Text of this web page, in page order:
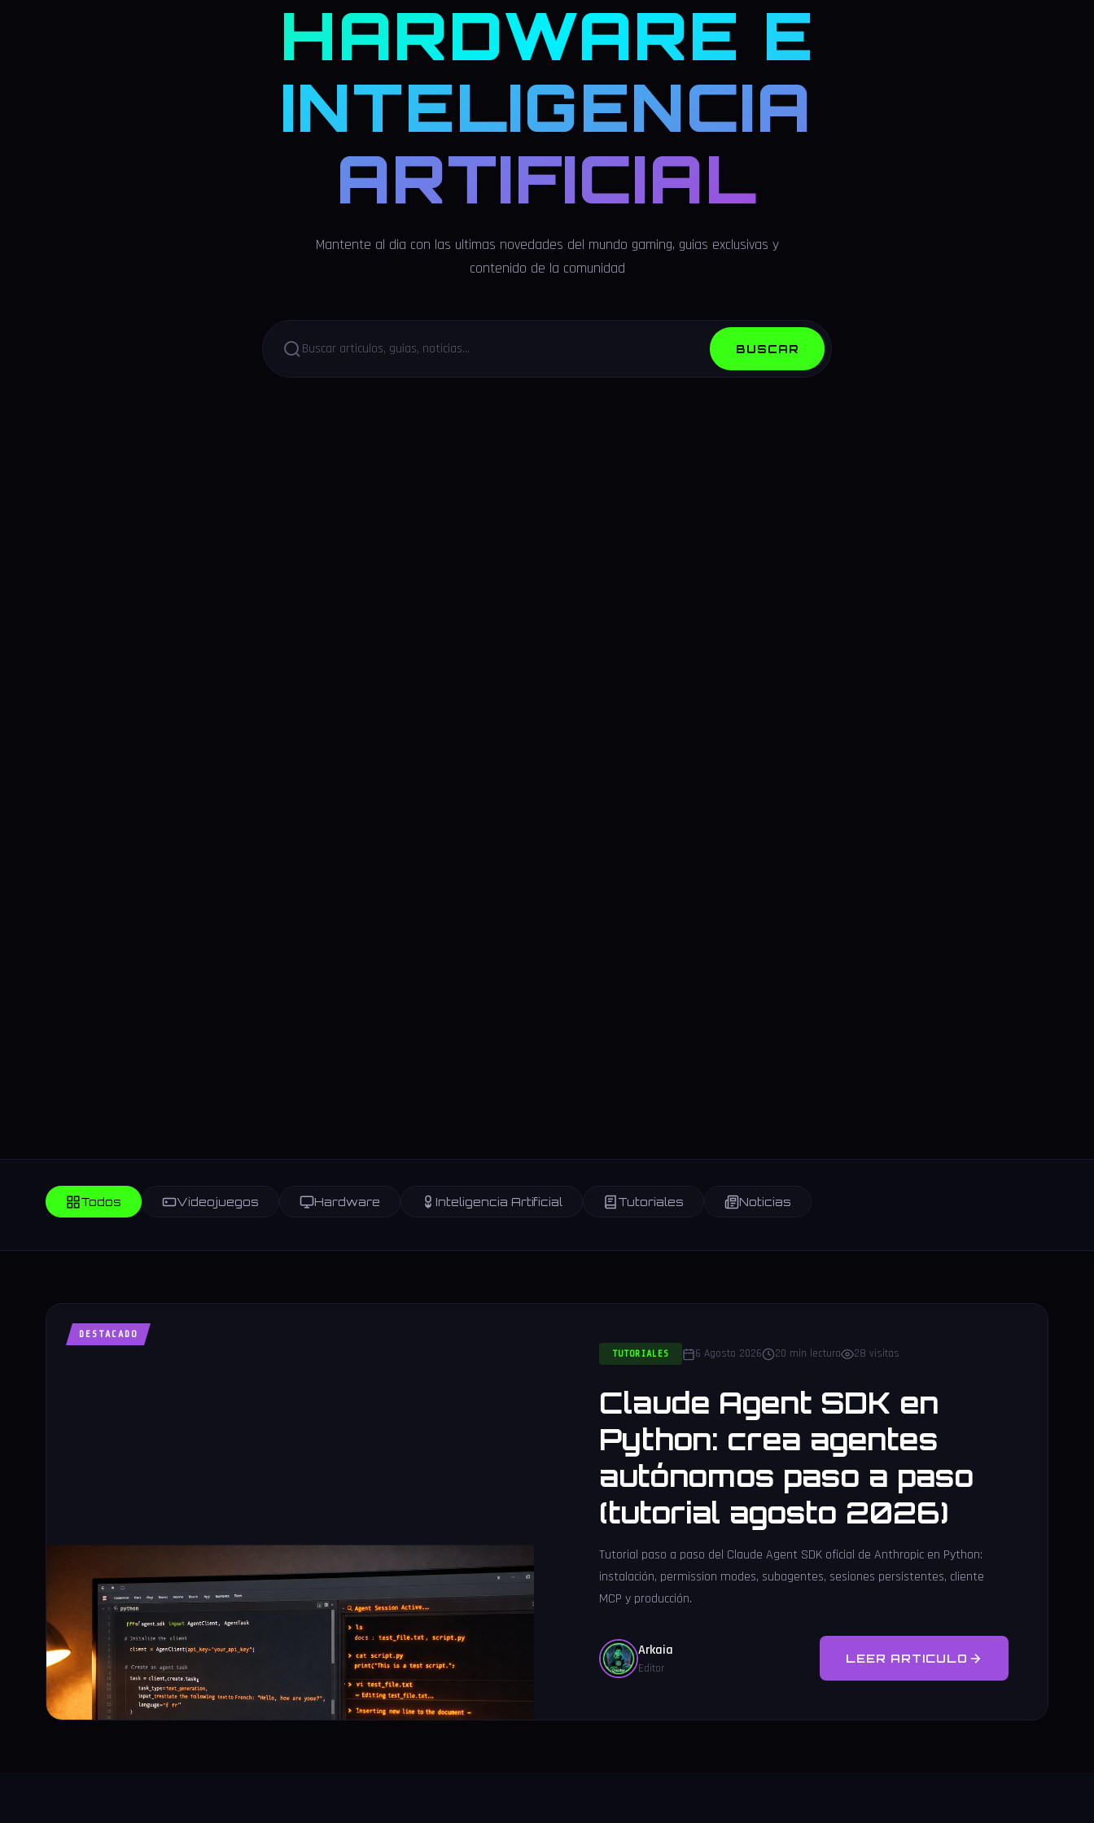
HARDWARE E
INTELIGENCIA
ARTIFICIAL
Mantente al dia con las ultimas novedades del mundo gaming, guias exclusivas y
contenido de la comunidad
BUSCAR
Todos Videojuegos Hardware Inteligencia Artificial Tutoriales Noticias
DESTACADO
TUTORIALES
6 Agosto 2026 20 min lectura 28 visitas
Claude Agent SDK en
Python: crea agentes
autónomos paso a paso
(tutorial agosto 2026)
Tutorial paso a paso del Claude Agent SDK oficial de Anthropic en Python:
instalación, permission modes, subagentes, sesiones persistentes, cliente
MCP y producción.
Arkaia
Editor
LEER ARTICULO